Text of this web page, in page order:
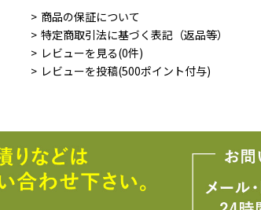
商品の保証について
特定商取引法に基づく表記（返品等）
レビューを見る(0件)
レビューを投稿(500ポイント付与)